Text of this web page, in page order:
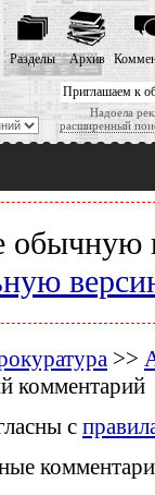
Приглашаем к
Надоела
расширенный
Разделы Архив
обычную
>>
комментарий
с